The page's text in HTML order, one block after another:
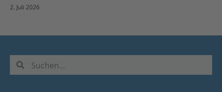
2. Juli 2026